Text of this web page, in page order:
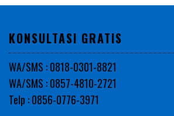
KONSULTASI GRATIS
WA/SMS : 0818-0301-8821
WA/SMS : 0857-4810-2721
Telp : 0856-0776-3971